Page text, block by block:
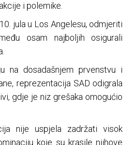
i polemike.
jula u Los Angelesu, odmjeriti
osam najboljih osigurali
na dosadašnjem prvenstvu i
reprezentacija SAD odigrala
gdje je niz grešaka omogućio
nije uspjela zadržati visok
koje su krasile njihove